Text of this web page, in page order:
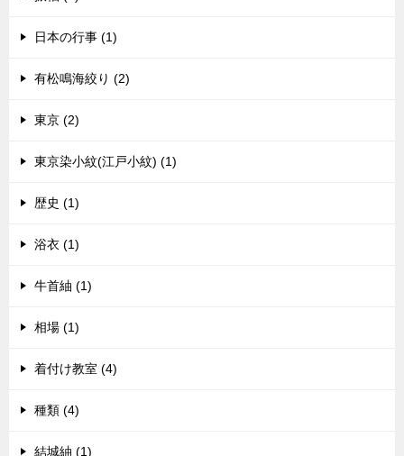
日本の行事 (1)
有松鳴海絞り (2)
東京 (2)
東京染小紋(江戸小紋) (1)
歴史 (1)
浴衣 (1)
牛首紬 (1)
相場 (1)
着付け教室 (4)
種類 (4)
結城紬 (1)